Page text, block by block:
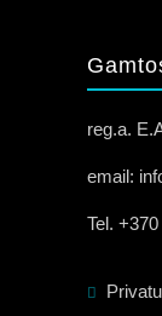
reg.a.
email:
Tel.